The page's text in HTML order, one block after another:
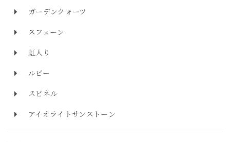
ガーデンクォーツ
スフェーン
虹入り
ルビー
スピネル
アイオライトサンストーン